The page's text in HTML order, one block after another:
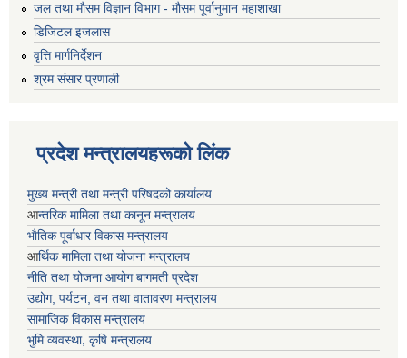
जल तथा मौसम विज्ञान विभाग - मौसम पूर्वानुमान महाशाखा
डिजिटल इजलास
वृत्ति मार्गनिर्देशन
श्रम संसार प्रणाली
प्रदेश मन्त्रालयहरूको लिंक
मुख्य मन्त्री तथा मन्त्री परिषदको कार्यालय
आन्तरिक मामिला तथा कानून मन्त्रालय
भाैतिक पूर्वाधार विकास मन्त्रालय
आर्थिक मामिला तथा योजना मन्त्रालय
नीति तथा योजना आयोग बागमती प्रदेश
उद्योग, पर्यटन, वन तथा वातावरण मन्त्रालय
सामाजिक विकास मन्त्रालय
भुमि व्यवस्था, कृषि मन्त्रालय